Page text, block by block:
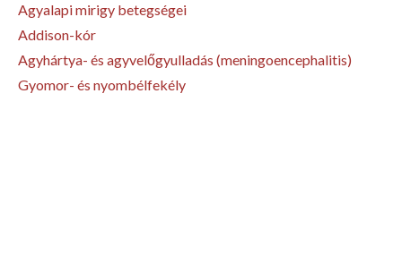
Agyalapi mirigy betegségei
Addison-kór
Agyhártya- és agyvelőgyulladás (meningoencephalitis)
Gyomor- és nyombélfekély